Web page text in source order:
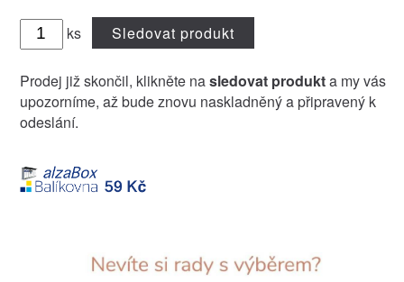
ks Sledovat produkt
Prodej již skončil, klikněte nasledovat produkta my vás
upozorníme, až bude znovu naskladněný a připravený k
odeslání.